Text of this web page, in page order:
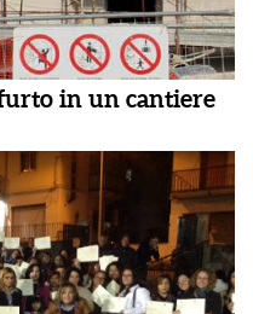
in un cantiere